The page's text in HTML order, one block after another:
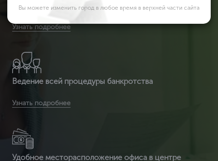
Законная процедура банкротства
являемся сертификационным центром и делаем
Узнать подробнее
Ведение всей процедуры банкротства
14001 от 2 часов
Узнать подробнее
Удобное месторасположение офиса в центре
Вы можете изменить город в любое время в верхней части сайта